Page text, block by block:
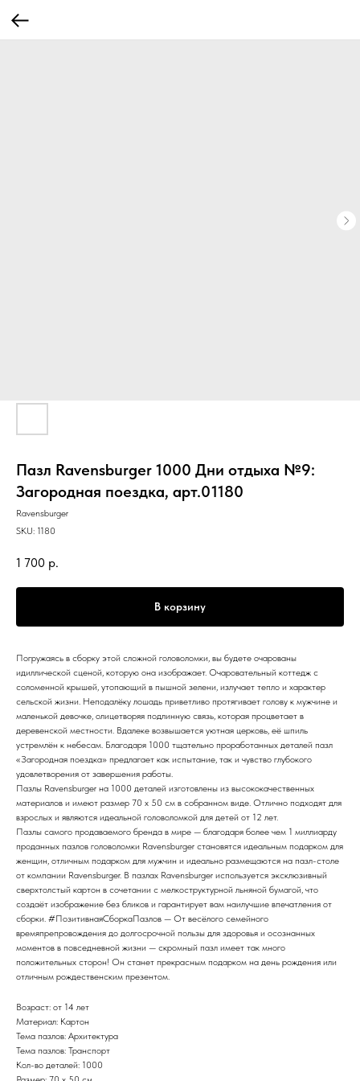
Пазл Ravensburger 1000 Дни отдыха №9:
Загородная поездка, арт.01180
Ravensburger
SKU: 1180
1 700 р.
В корзину
Погружаясь в сборку этой сложной головоломки, вы будете очарованы
идиллической сценой, которую она изображает. Очаровательный коттедж с
соломенной крышей, утопающий в пышной зелени, излучает тепло и характер
сельской жизни. Неподалёку лошадь приветливо протягивает голову к мужчине и
маленькой девочке, олицетворяя подлинную связь, которая процветает в
деревенской местности. Вдалеке возвышается уютная церковь, её шпиль
устремлён к небесам. Благодаря 1000 тщательно проработанных деталей пазл
«Загородная поездка» предлагает как испытание, так и чувство глубокого
удовлетворения от завершения работы.
Пазлы Ravensburger на 1000 деталей изготовлены из высококачественных
материалов и имеют размер 70 x 50 см в собранном виде. Отлично подходят для
взрослых и являются идеальной головоломкой для детей от 12 лет.
Пазлы самого продаваемого бренда в мире — благодаря более чем 1 миллиарду
проданных пазлов головоломки Ravensburger становятся идеальным подарком для
женщин, отличным подарком для мужчин и идеально размещаются на пазл-столе
от компании Ravensburger. В пазлах Ravensburger используется эксклюзивный
сверхтолстый картон в сочетании с мелкоструктурной льняной бумагой, что
создаёт изображение без бликов и гарантирует вам наилучшие впечатления от
сборки. #ПозитивнаяСборкаПазлов — От весёлого семейного
времяпрепровождения до долгосрочной пользы для здоровья и осознанных
моментов в повседневной жизни — скромный пазл имеет так много
положительных сторон! Он станет прекрасным подарком на день рождения или
отличным рождественским презентом.
Возраст: от 14 лет
Материал: Картон
Тема пазлов: Архитектура
Тема пазлов: Транспорт
Кол-во деталей: 1000